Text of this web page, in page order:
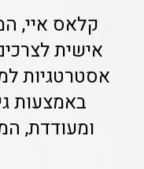
קלאס איי,
אישית
אסטרטגיות
באמצעות
ומעודדת,